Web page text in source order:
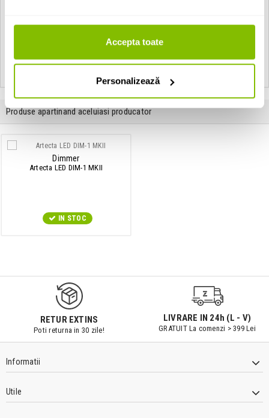
Accepta toate
Personalizează
Surface Artecta
Vezi toate produsele din categoria
Vezi toate produsele producatoruluiArtecta
Produse apartinand aceluiasi producator
Dimmer
Artecta LED DIM-1 MKII
IN STOC
RETUR EXTINS
Poti returna in 30 zile!
LIVRARE IN 24h (L - V)
GRATUIT La comenzi > 399 Lei
Informatii
Utile